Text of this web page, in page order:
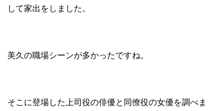
して家出をしました。
美久の職場シーンが多かったですね。
そこに登場した上司役の俳優と同僚役の女優を調べま